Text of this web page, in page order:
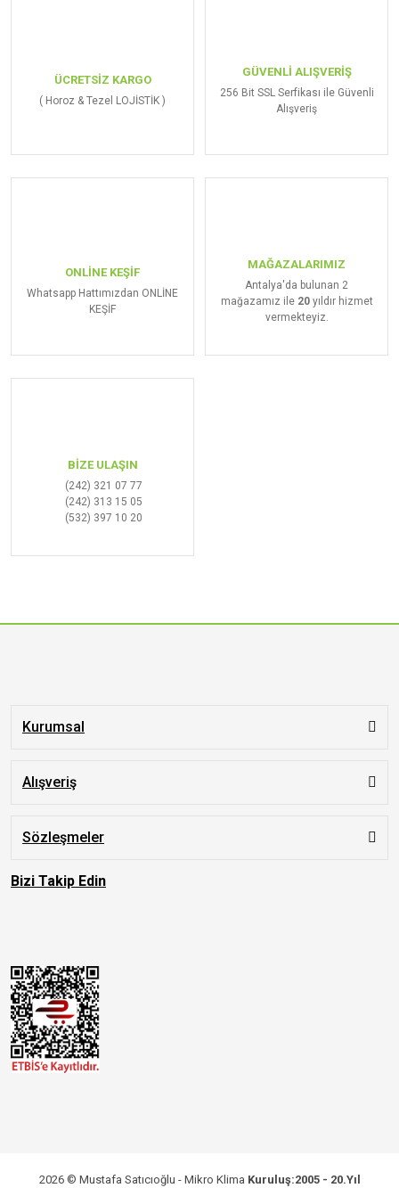
ÜCRETSİZ KARGO
( Horoz & Tezel LOJİSTİK )
GÜVENLİ ALIŞVERİŞ
256 Bit SSL Serfikası ile Güvenli
Alışveriş
ONLİNE KEŞİF
Whatsapp Hattımızdan ONLİNE
KEŞİF
MAĞAZALARIMIZ
Antalya'da bulunan 2
mağazamız ile 20yıldır hizmet
vermekteyiz.
BİZE ULAŞIN
(242) 321 07 77
(242) 313 15 05
(532) 397 10 20
Kurumsal
Alışveriş
Sözleşmeler
Bizi Takip Edin
2026 © Mustafa Satıcıoğlu - Mikro Klima Kuruluş:2005 - 20.Yıl